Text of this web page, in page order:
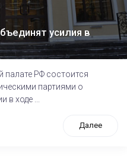
усилия в
палате РФ состоится
партиями о
в ходе ...
Далее